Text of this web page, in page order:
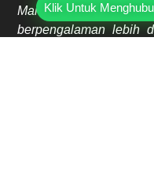
Klik Untuk
Mahri Beton,
berpengalaman lebih